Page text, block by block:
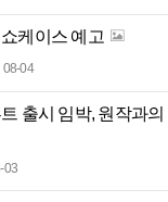
케이스 예고
08-04
출시 임박, 원작과의
03